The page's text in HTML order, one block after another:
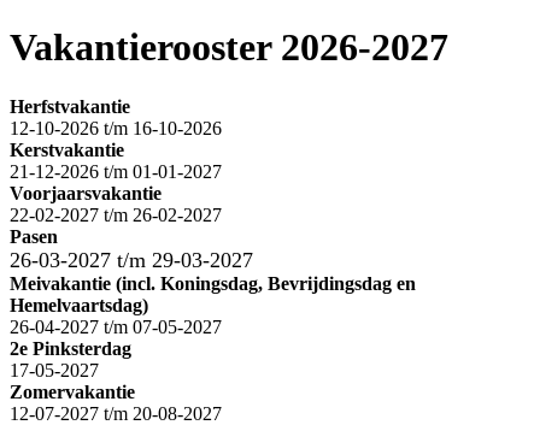
Vakantierooster 2026-2027
Herfstvakantie
12-10-2026 t/m 16-10-2026
Kerstvakantie
21-12-2026 t/m 01-01-2027
Voorjaarsvakantie
22-02-2027 t/m 26-02-2027
Pasen
26-03-2027 t/m 29-03-2027
Meivakantie (incl. Koningsdag, Bevrijdingsdag en
Hemelvaartsdag)
26-04-2027 t/m 07-05-2027
2e Pinksterdag
17-05-2027
Zomervakantie
12-07-2027 t/m 20-08-2027